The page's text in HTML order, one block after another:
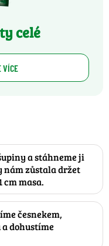
celé
VÍCE
a stáhneme ji
nám zůstala držet
cm masa.
česnekem,
dohustíme